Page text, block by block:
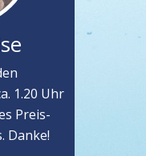
1.20 Uhr
Preis-
Danke!